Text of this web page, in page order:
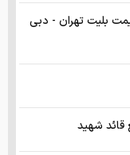
بلیت تهران - دبی
قائد شهید